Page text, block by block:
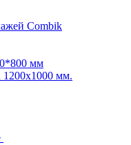
Combik
мм
1200х1000 мм.